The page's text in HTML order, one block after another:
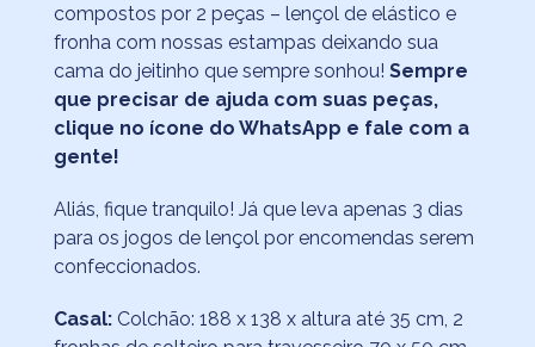
compostos por 2 peças – lençol de elástico e
fronha com nossas estampas deixando sua
cama do jeitinho que sempre sonhou! Sempre
que precisar de ajuda com suas peças,
clique no ícone do WhatsApp e fale com a
gente!
Aliás, fique tranquilo! Já que leva apenas 3 dias
para os jogos de lençol por encomendas serem
confeccionados.
Casal: Colchão: 188 x 138 x altura até 35 cm, 2